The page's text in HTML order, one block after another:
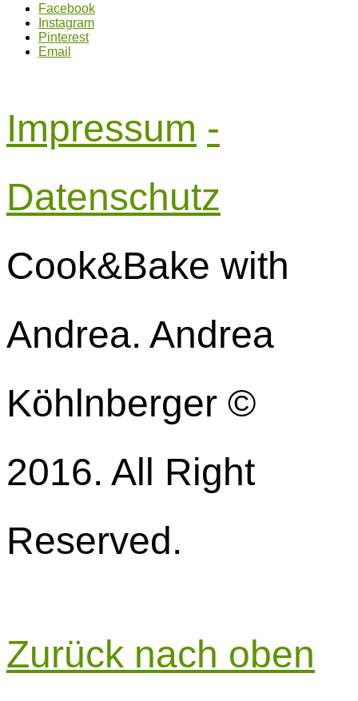
Facebook
Instagram
Pinterest
Email
Impressum -
Datenschutz
Cook&Bake with
Andrea. Andrea
Köhlnberger ©
2016. All Right
Reserved.
Zurück nach oben